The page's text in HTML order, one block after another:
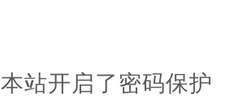
本站开启了密码保护